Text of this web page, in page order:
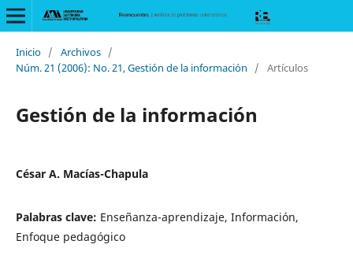
Inicio / Archivos /
Núm. 21 (2006): No. 21, Gestión de la información
/ Artículos
Gestión de la información
César A. Macías-Chapula
Palabras clave: Enseñanza-aprendizaje, Información,
Enfoque pedagógico